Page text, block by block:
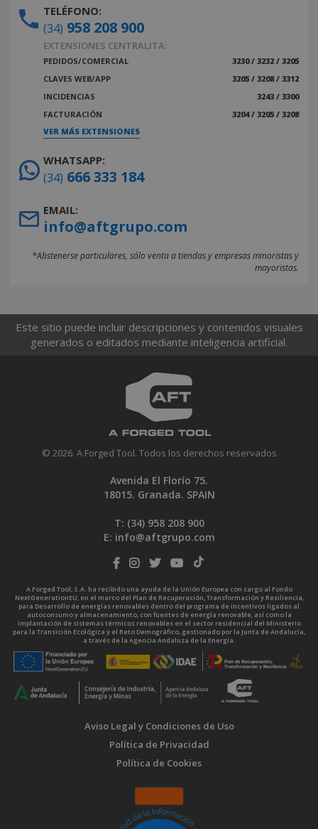
TELÉFONO:
(34) 958 208 900
EXTENSIONES CENTRALITA:
PEDIDOS/COMERCIAL
3230 / 3232 / 3205
CLAVES WEB/APP
3205 / 3208 / 3312
INCIDENCIAS
3243 / 3300
FACTURACIÓN
3204 / 3205 / 3208
VER MÁS EXTENSIONES
WHATSAPP:
(34) 666 333 184
EMAIL:
info@aftgrupo.com
*Abstenerse particulares, sólo venta a tiendas y empresas minoristas y
mayoristas.
Este sitio puede incluir descripciones y contenidos visuales
generados o editados mediante inteligencia artificial.
© 2026. A Forged Tool. Todos los derechos reservados
Avenida El Florío 75.
18015. Granada. SPAIN
T: (34) 958 208 900
E: info@aftgrupo.com
A Forged Tool, S.A. ha recibido una ayuda de la Unión Europea con cargo al Fondo
NextGenerationEU, en el marco del Plan de Recuperación, Transformación y Resiliencia,
para Desarrollo de energías renovables dentro del programa de incentivos ligados al
autoconsumo y almacenamiento, con fuentes de energía renovable, así como la
implantación de sistemas térmicos renovables en el sector residencial del Ministerio
para la Transición Ecológica y el Reto Demográfico, gestionado por la Junta de Andalucía,
a través de la Agencia Andaluza de la Energía.
Aviso Legal y Condiciones de Uso
Política de Privacidad
Política de Cookies